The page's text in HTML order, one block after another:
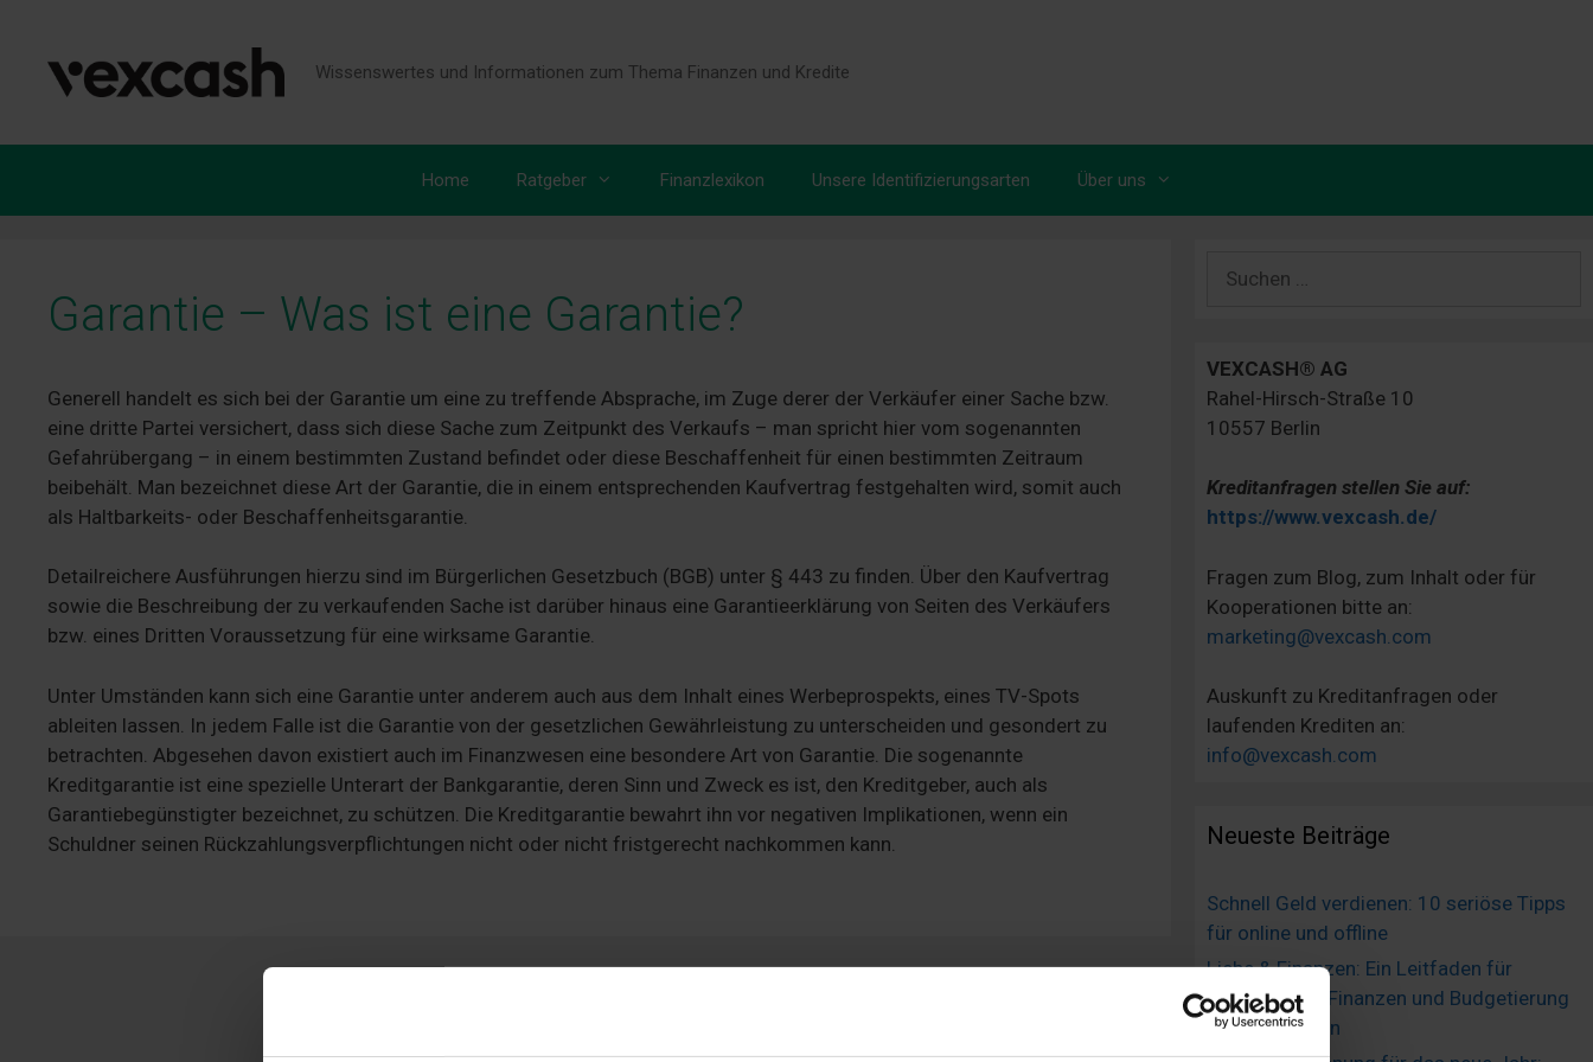
springen
Wissenswertes und Informationen zum Thema Finanzen und Kredite
Home Ratgeber Finanzlexikon Unsere Identifizierungsarten Über uns
Garantie – Was ist eine Garantie?
Generell handelt es sich bei der Garantie um eine zu treffende Absprache, im Zuge derer der Verkäufer einer Sache bzw.
eine dritte Partei versichert, dass sich diese Sache zum Zeitpunkt des Verkaufs – man spricht hier vom sogenannten
Gefahrübergang – in einem bestimmten Zustand befindet oder diese Beschaffenheit für einen bestimmten Zeitraum
beibehält. Man bezeichnet diese Art der Garantie, die in einem entsprechenden Kaufvertrag festgehalten wird, somit auch
als Haltbarkeits- oder Beschaffenheitsgarantie.
Detailreichere Ausführungen hierzu sind im Bürgerlichen Gesetzbuch (BGB) unter § 443 zu finden. Über den Kaufvertrag
sowie die Beschreibung der zu verkaufenden Sache ist darüber hinaus eine Garantieerklärung von Seiten des Verkäufers
bzw. eines Dritten Voraussetzung für eine wirksame Garantie.
Unter Umständen kann sich eine Garantie unter anderem auch aus dem Inhalt eines Werbeprospekts, eines TV-Spots
ableiten lassen. In jedem Falle ist die Garantie von der gesetzlichen Gewährleistung zu unterscheiden und gesondert zu
betrachten. Abgesehen davon existiert auch im Finanzwesen eine besondere Art von Garantie. Die sogenannte
Kreditgarantie ist eine spezielle Unterart der Bankgarantie, deren Sinn und Zweck es ist, den Kreditgeber, auch als
Garantiebegünstigter bezeichnet, zu schützen. Die Kreditgarantie bewahrt ihn vor negativen Implikationen, wenn ein
Schuldner seinen Rückzahlungsverpflichtungen nicht oder nicht fristgerecht nachkommen kann.
nach:
VEXCASH® AG
Rahel-Hirsch-Straße 10
10557 Berlin
Kreditanfragen stellen Sie auf:
https://www.vexcash.de/
Fragen zum Blog, zum Inhalt oder für
Kooperationen bitte an:
marketing@vexcash.com
Auskunft zu Kreditanfragen oder
laufenden Krediten an:
info@vexcash.com
Neueste Beiträge
Schnell Geld verdienen: 10 seriöse Tipps
für online und offline
Liebe & Finanzen: Ein Leitfaden für
gemeinsame Finanzen und Budgetierung
in Beziehungen